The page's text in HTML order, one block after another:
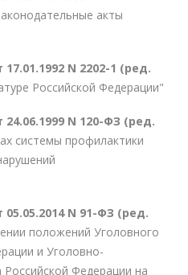
акты
N 2202-1 (ред.
Российской Федерации"
N 120-ФЗ (ред.
системы профилактики
N 91-ФЗ (ред.
положений Уголовного
и Уголовно-
Российской Федерации на